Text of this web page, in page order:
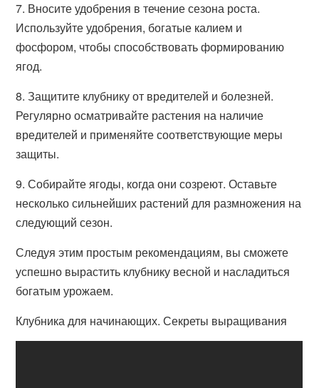
7. Вносите удобрения в течение сезона роста.
Используйте удобрения, богатые калием и
фосфором, чтобы способствовать формированию
ягод.
8. Защитите клубнику от вредителей и болезней.
Регулярно осматривайте растения на наличие
вредителей и применяйте соответствующие меры
защиты.
9. Собирайте ягоды, когда они созреют. Оставьте
несколько сильнейших растений для размножения на
следующий сезон.
Следуя этим простым рекомендациям, вы сможете
успешно вырастить клубнику весной и насладиться
богатым урожаем.
Клубника для начинающих. Секреты выращивания